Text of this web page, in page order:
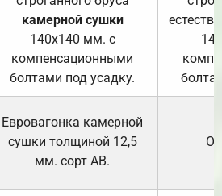
камерной сушки
140х140 мм. с
компенсационными
болтами под усадку.
Евровагонка камерной
сушки толщиной 12,5
мм. сорт АВ.